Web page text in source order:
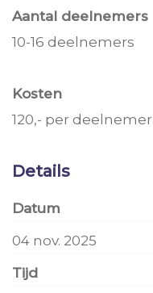
Aantal deelnemers
10-16 deelnemers
Kosten
120,- per deelnemer
Details
Datum
04 nov. 2025
Tijd